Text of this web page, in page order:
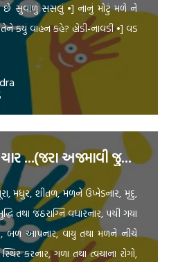
છે સુંવાળું સસલું •] નાનું મોટું મળે ને
કયું વાહન કહે? હોડી-નાવડી •] વડ
ઘરગથ્થુ અને દેશી ઉપચાર …(જરા અજમાવી જુઓ …) …
મધુર, શીતળ, મળને ઉખેડનાર, મૃદુ,
તથા જઠરાગ્નિ વધારનાર, પચી ગયા
બળ આપનાર, વાયુ તથા મળને નીચે
કરનાર, ગળા તથા ત્વચાના રોગો,